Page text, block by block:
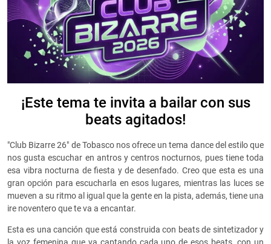
¡Este tema te invita a bailar con sus
beats agitados!
"Club Bizarre 26" de Tobasco nos ofrece un tema dance del estilo que
nos gusta escuchar en antros y centros nocturnos, pues tiene toda
esa vibra nocturna de fiesta y de desenfado. Creo que esta es una
gran opción para escucharla en esos lugares, mientras las luces se
mueven a su ritmo al igual que la gente en la pista, además, tiene una
ire noventero que te va a encantar.
Esta es una canción que está construida con beats de sintetizador y